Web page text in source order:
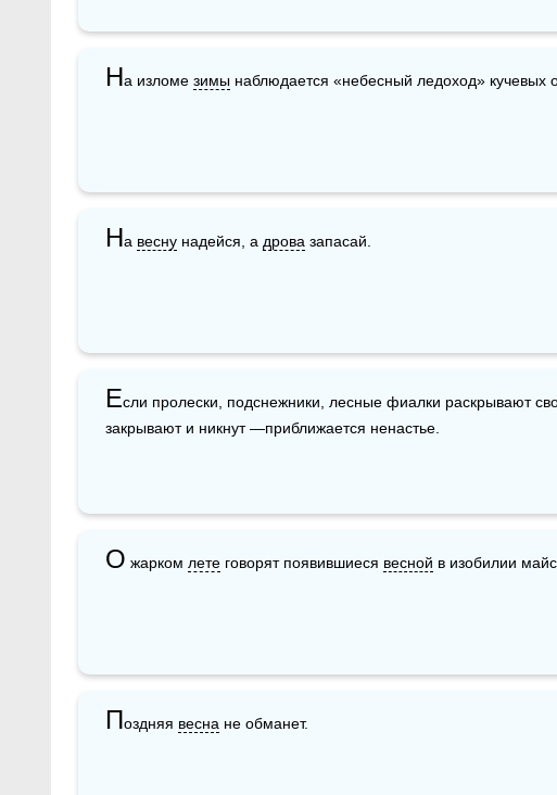
На изломе зимы наблюдается «небесный ледоход» кучевых
На весну надейся, а дрова запасай.
Если пролески, подснежники, лесные фиалки раскрывают
закрывают и никнут —приближается ненастье.
О жарком лете говорят появившиеся весной в изобилии
Поздняя весна не обманет.